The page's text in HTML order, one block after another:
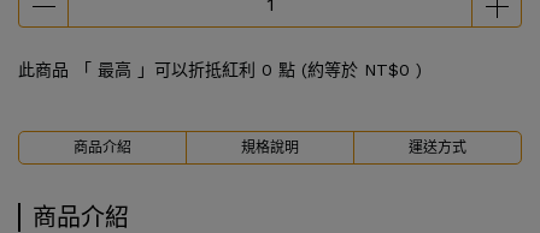
此商品 「 最高 」可以折抵紅利 0 點 (約等於 NT$0 )
商品介紹 規格說明 運送方式
商品介紹